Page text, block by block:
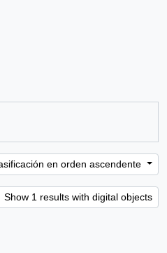
en orden ascendente
Show 1 results with digital objects